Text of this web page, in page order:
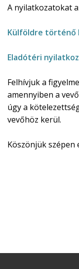
A nyilatkozatokat
Külföldre történő
Eladótéri
Felhívjuk a
amennyiben a
úgy a
vevőhöz kerül.
Köszönjük szépen